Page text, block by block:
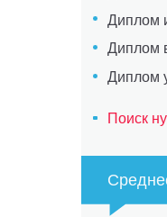
Диплом
Диплом
Диплом
Поиск